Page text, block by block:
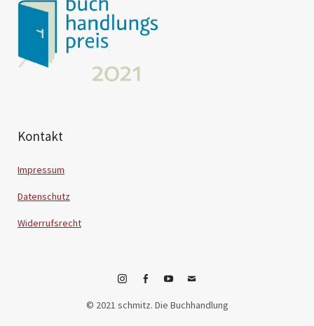
Kontakt
Impressum
Datenschutz
Widerrufsrecht
InstagramFacebookYouTube
E-
© 2021 schmitz. Die Buchhandlung